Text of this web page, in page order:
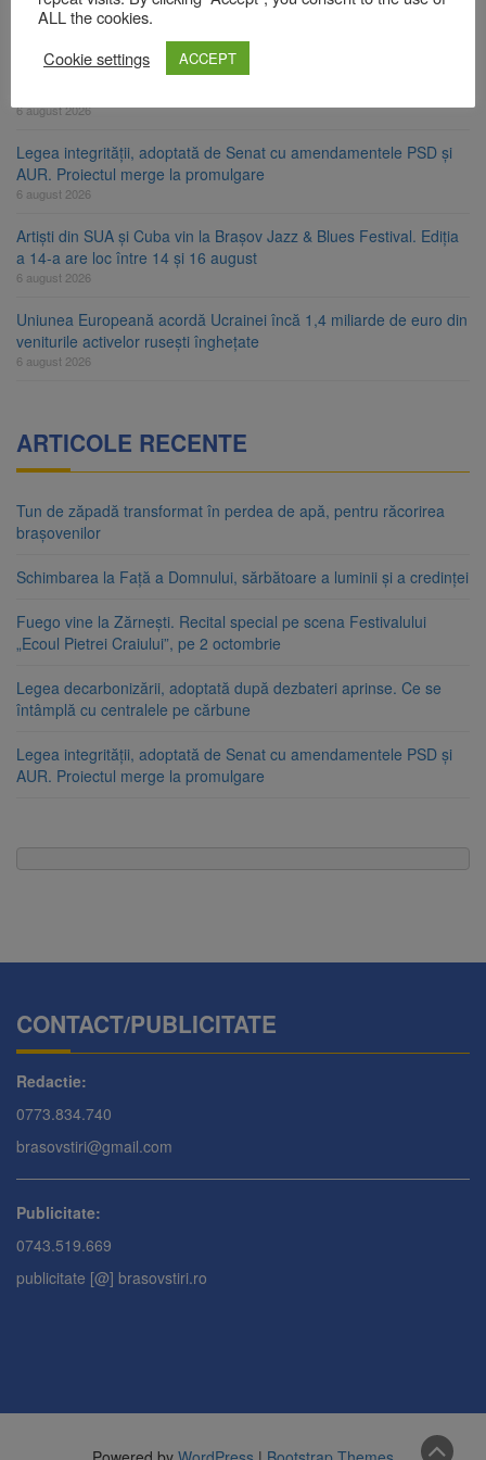
„Ecoul Pietrei Craiului”, pe 2 octombrie
6 august 2026
Legea decarbonizării, adoptată după dezbateri aprinse. Ce se
6 august 2026
Legea integrității, adoptată de Senat cu amendamentele PSD și
AUR. Proiectul merge la promulgare
6 august 2026
Artiști din SUA și Cuba vin la Brașov Jazz & Blues Festival. Ediția
a 14-a are loc între 14 și 16 august
6 august 2026
Uniunea Europeană acordă Ucrainei încă 1,4 miliarde de euro din
veniturile activelor rusești înghețate
6 august 2026
ARTICOLE RECENTE
Tun de zăpadă transformat în perdea de apă, pentru răcorirea
brașovenilor
Schimbarea la Față a Domnului, sărbătoare a luminii și a credinței
Fuego vine la Zărnești. Recital special pe scena Festivalului
„Ecoul Pietrei Craiului”, pe 2 octombrie
Legea decarbonizării, adoptată după dezbateri aprinse. Ce se
întâmplă cu centralele pe cărbune
Legea integrității, adoptată de Senat cu amendamentele PSD și
AUR. Proiectul merge la promulgare
CONTACT/PUBLICITATE
Redactie:
0773.834.740
brasovstiri@gmail.com
Publicitate:
0743.519.669
publicitate [@] brasovstiri.ro
ALL the cookies.
Cookie settings
ACCEPT